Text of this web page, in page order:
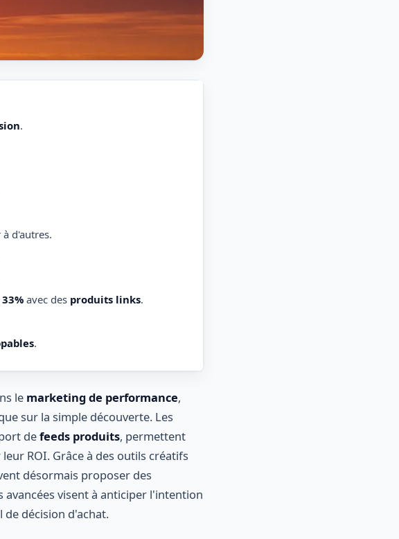
.
d'autres.
33%avec des produits links.
.
le marketing de performance,
sur la simple découverte. Les
defeeds produits, permettent
ROI. Grâce à des outils créatifs
désormais proposer des
avancées visent à anticiper l'intention
décision d'achat.